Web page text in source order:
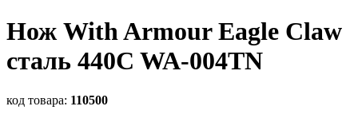
Нож With Armour Eagle Claw
сталь 440C WA-004TN
код товара: 110500